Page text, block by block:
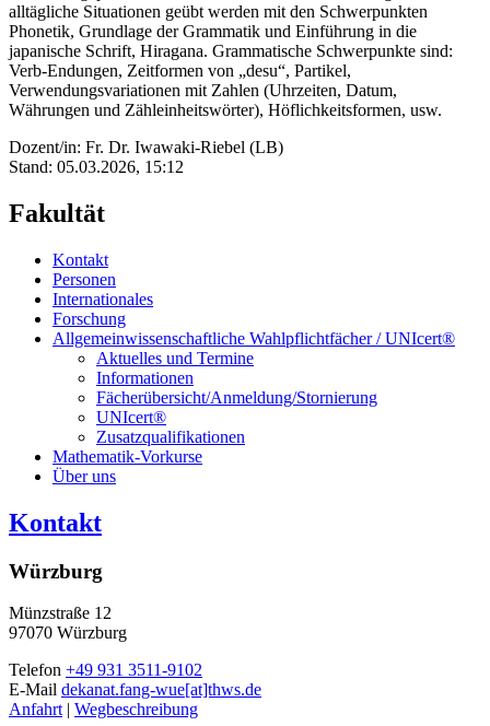
alltägliche Situationen geübt werden mit den Schwerpunkten
Phonetik, Grundlage der Grammatik und Einführung in die
japanische Schrift, Hiragana. Grammatische Schwerpunkte sind:
Verb-Endungen, Zeitformen von „desu“, Partikel,
Verwendungsvariationen mit Zahlen (Uhrzeiten, Datum,
Währungen und Zähleinheitswörter), Höflichkeitsformen, usw.
Dozent/in: Fr. Dr. Iwawaki-Riebel (LB)
Stand: 05.03.2026, 15:12
Fakultät
Kontakt
Personen
Internationales
Forschung
Allgemeinwissenschaftliche Wahlpflichtfächer / UNIcert®
Aktuelles und Termine
Informationen
Fächerübersicht/Anmeldung/Stornierung
UNIcert®
Zusatzqualifikationen
Mathematik-Vorkurse
Über uns
Kontakt
Würzburg
Münzstraße 12
97070 Würzburg
Telefon +49 931 3511-9102
E-Mail dekanat.fang-wue[at]thws.de
Anfahrt | Wegbeschreibung